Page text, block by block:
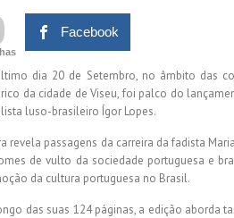
Facebook
dia 20 de Setembro, no âmbito das
da cidade de Viseu, foi palco do
luso-brasileiro Ígor Lopes.
revela passagens da carreira da fadista
de vulto da sociedade portuguesa e
da cultura portuguesa no Brasil.
das suas 124 páginas, a edição aborda